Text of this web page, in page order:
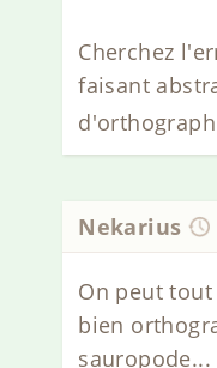
Cherchez
faisant
Nekarius
On peut
bien
sauropode...